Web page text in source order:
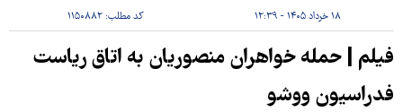
۱۸ خرداد ۱۴۰۵ - ۱۲:۳۹ کد مطلب:۱۱۵۰۸۸۲
فیلم | حمله خواهران منصوریان به اتاق ریاست
فدراسیون ووشو